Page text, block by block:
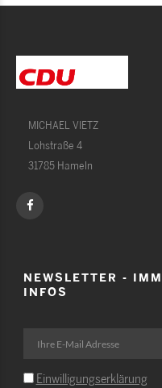
MICHAEL VIETZ
Lohstraße 4
31785 Hameln
NEWSLETTER -
INFOS
Einwilligungserklärung